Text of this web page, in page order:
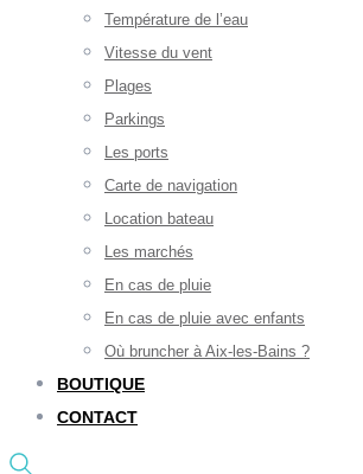
Température de l’eau
Vitesse du vent
Plages
Parkings
Les ports
Carte de navigation
Location bateau
Les marchés
En cas de pluie
En cas de pluie avec enfants
Où bruncher à Aix-les-Bains ?
BOUTIQUE
CONTACT